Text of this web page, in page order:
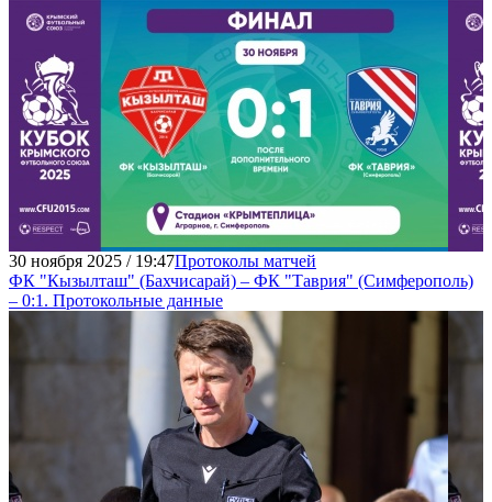
30 ноября 2025 / 19:47Протоколы матчей
ФК "Кызылташ" (Бахчисарай) – ФК "Таврия" (Симферополь)
– 0:1. Протокольные данные